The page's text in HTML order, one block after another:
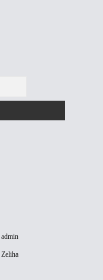
admin
Zeliha